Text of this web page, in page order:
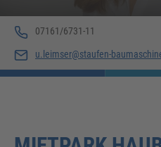
07161/6731-11
u.leimser@staufen-